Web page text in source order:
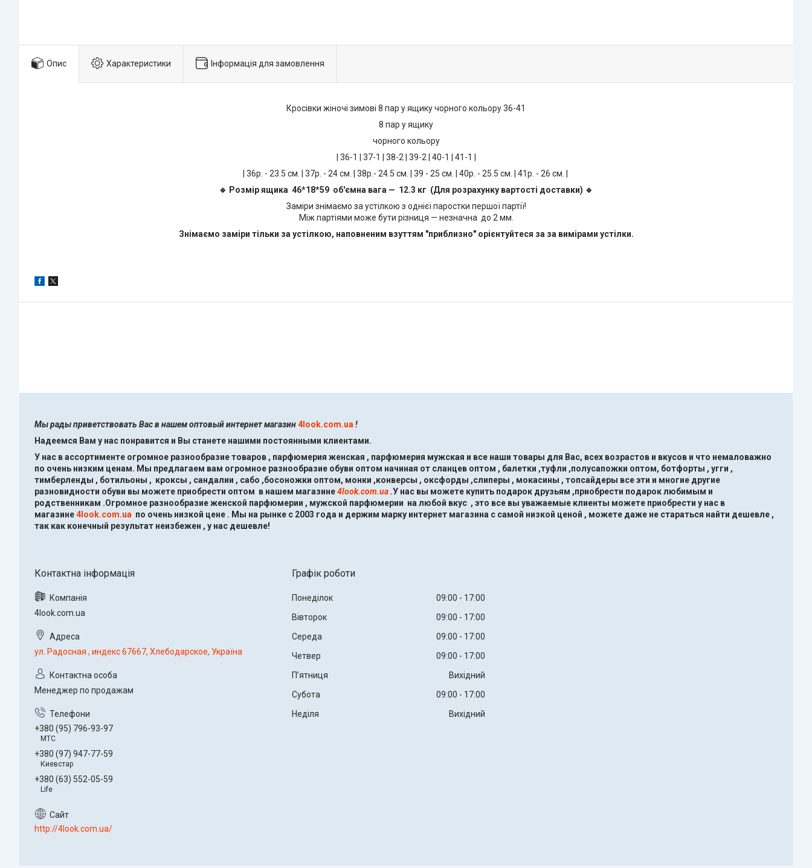
Опис Характеристики Інформація для замовлення
Кросівки жіночі зимові 8 пар у ящику чорного кольору 36-41
8 пар у ящику
чорного кольору
| 36-1 | 37-1 | 38-2 | 39-2 | 40-1 | 41-1 |
| 36р. - 23.5 см. | 37р. - 24 см. | 38р.- 24.5 см. | 39 - 25 см. | 40р. - 25.5 см. | 41р. - 26 см. |
🔹 Розмір ящика 46*18*59 об'ємна вага — 12.3 кг (Для розрахунку вартості доставки) 🔹
Заміри знімаємо за устілкою з однієї паростки першої партії!
Між партіями може бути різниця — незначна до 2 мм.
Знімаємо заміри тільки за устілкою, наповненим взуттям "приблизно" орієнтуйтеся за за вимірами устілки.
Мы рады приветствовать Вас в нашем оптовый интернет магазин4look.com.ua !
Надеемся Вам у нас понравится и Вы станете нашими постоянными клиентами.
У нас в ассортименте огромное разнообразие товаров , парфюмерия женская , парфюмерия мужская и все наши товары для Вас, всех возрастов и вкусов и что немаловажно
по очень низким ценам. Мы предлагаем вам огромное разнообразие обуви оптом начиная от сланцев оптом , балетки ,туфли ,полусапожки оптом, ботфорты , угги ,
тимберленды , ботильоны , кроксы , сандалии , сабо ,босоножки оптом, монки ,конверсы , оксфорды ,слиперы , мокасины , топсайдеры все эти и многие другие
разновидности обуви вы можете приобрести оптом в нашем магазине4look.com.ua.У нас вы можете купить подарок друзьям ,приобрести подарок любимым и
родственникам .Огромное разнообразие женской парфюмерии , мужской парфюмерии на любой вкус , это все вы уважаемые клиенты можете приобрести у нас в
магазине4look.com.ua по очень низкой цене . Мы на рынке с 2003 года и держим марку интернет магазина с самой низкой ценой , можете даже не стараться найти дешевле ,
так как конечный результат неизбежен , у нас дешевле!
4look.com.ua
ул. Радосная , индекс 67667, Хлебодарское, Україна
Менеджер по продажам
+380 (95) 796-93-97
МТС
+380 (97) 947-77-59
Киевстар
+380 (63) 552-05-59
Life
http://4look.com.ua/
Графік роботи
Понеділок 09:00
17:00
Вівторок
09:00
17:00
Середа
09:00
17:00
Четвер
09:00
17:00
Пʼятниця
Вихідний
Субота
09:00
17:00
Неділя
Вихідний